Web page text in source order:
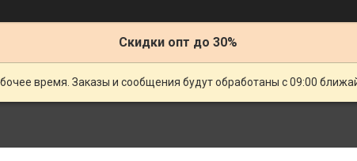
Скидки опт до 30%
время. Заказы и сообщения будут обработаны с 09:00